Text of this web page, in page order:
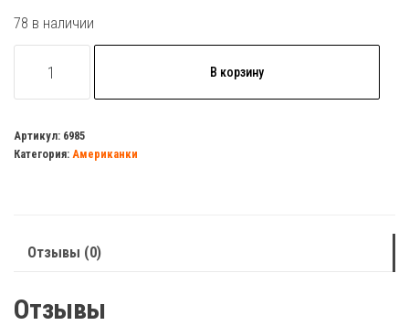
78 в наличии
товара
вн.р.
20х3/4
В корзину
Артикул: 6985
Категория: Американки
Отзывы (0)
Отзывы